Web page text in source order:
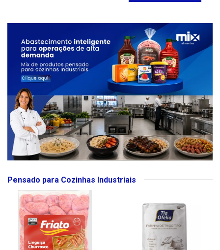
Pensado para Cozinhas Industriais